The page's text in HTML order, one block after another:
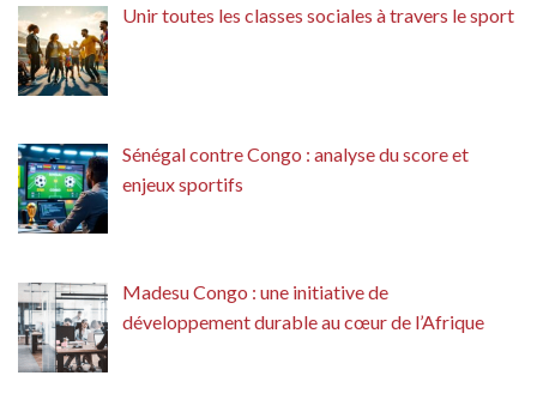
Unir toutes les classes sociales à travers le sport
Sénégal contre Congo : analyse du score et
enjeux sportifs
Madesu Congo : une initiative de
développement durable au cœur de l’Afrique